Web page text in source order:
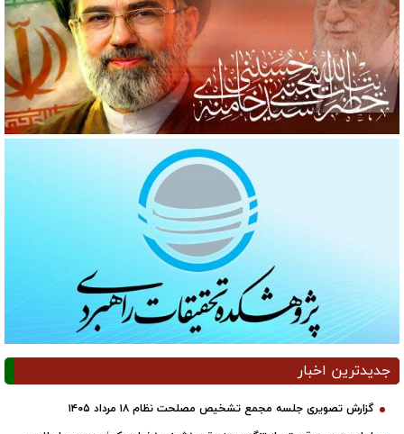
جدیدترین اخبار
گزارش تصویری جلسه مجمع تشخیص مصلحت نظام ۱۸ مرداد ۱۴۰۵